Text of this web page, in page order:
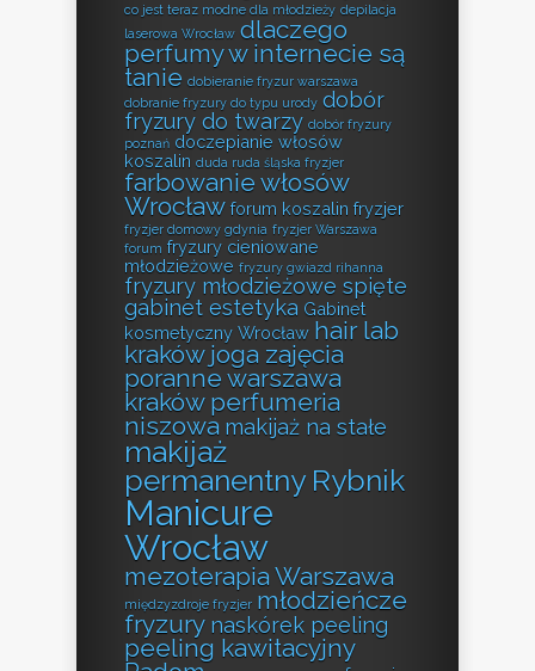
co jest teraz modne dla młodzieży depilacja
laserowa Wrocław dlaczego
perfumy w internecie są
tanie dobieranie fryzur warszawa
dobranie fryzury do typu urody dobór
fryzury do twarzy dobór fryzury
poznań doczepianie włosów
koszalin duda ruda śląska fryzjer
farbowanie włosów
Wrocław forum koszalin fryzjer
fryzjer domowy gdynia fryzjer Warszawa
forum fryzury cieniowane
młodzieżowe fryzury gwiazd rihanna
fryzury młodzieżowe spięte
gabinet estetyka Gabinet
kosmetyczny Wrocław hair lab
kraków joga zajęcia
poranne warszawa
kraków perfumeria
niszowa makijaż na stałe
makijaż
permanentny Rybnik
Manicure
Wrocław
mezoterapia Warszawa
międzyzdroje fryzjer młodzieńcze
fryzury naskórek peeling
peeling kawitacyjny